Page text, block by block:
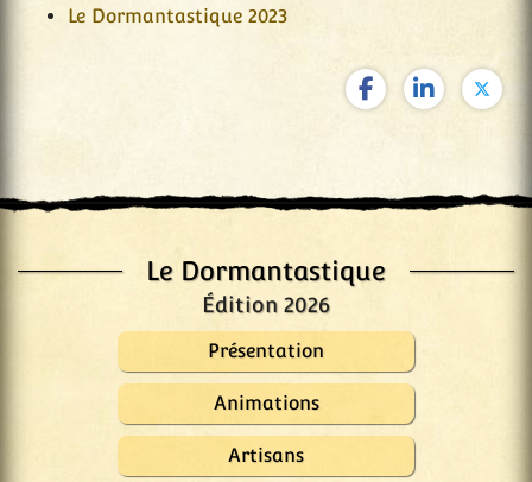
Le Dormantastique
Édition 2026
Présentation
Animations
Artisans
Le Dormantastique 2023